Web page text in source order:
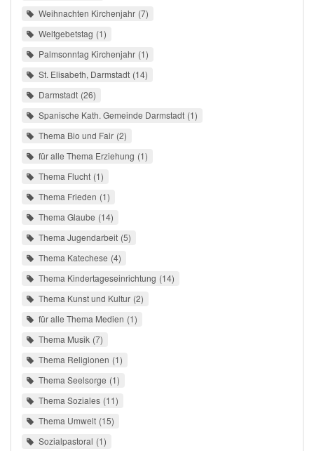
Weihnachten Kirchenjahr 7
Weltgebetstag 1
Palmsonntag Kirchenjahr 1
St. Elisabeth, Darmstadt 14
Darmstadt 26
Spanische Kath. Gemeinde Darmstadt 1
Thema Bio und Fair 2
für alle Thema Erziehung 1
Thema Flucht 1
Thema Frieden 1
Thema Glaube 14
Thema Jugendarbeit 5
Thema Katechese 4
Thema Kindertageseinrichtung 14
Thema Kunst und Kultur 2
für alle Thema Medien 1
Thema Musik 7
Thema Religionen 1
Thema Seelsorge 1
Thema Soziales 11
Thema Umwelt 15
Sozialpastoral 1